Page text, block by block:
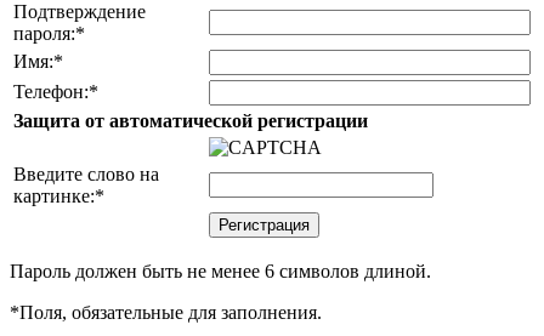
Подтверждение
пароля:*
Имя:*
Телефон:*
Защита от автоматической регистрации
Введите слово на
картинке:*
Пароль должен быть не менее 6 символов длиной.
*Поля, обязательные для заполнения.